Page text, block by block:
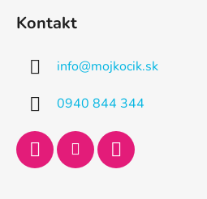
Kontakt
info@mojkocik.sk
0940 844 344